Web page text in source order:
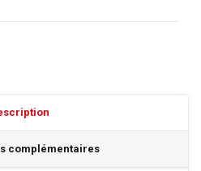
complémentaires